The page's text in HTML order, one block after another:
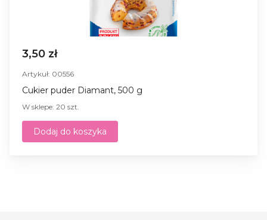
3,50 zł
Artykuł: 00556
Cukier puder Diamant, 500 g
W sklepe: 20 szt.
Dodaj do koszyka